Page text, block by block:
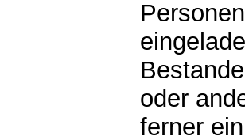
oder
ferner